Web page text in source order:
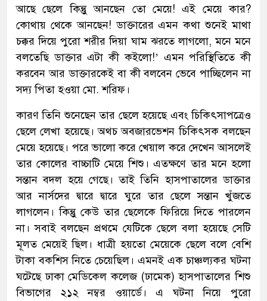
আছে ছেলে কিন্তুু আনছেন তো মেয়ে! এই মেয়ে কার?
কোথায় থেকে আনছেন! ডাক্তারের এমন কথা শুনেই মাথা
চক্কর দিয়ে পুরো শরীর দিয়া ঘাম ঝরতে লাগলো, মনে মনে
বলতেছি ডাক্তার এটা কী কইলো!’ এমন পরিস্থিতিতে কী
করবেন আর ডাক্তারকেই বা কী বলবেন ভেবে পাচ্ছিলেন না
সদ্য পিতা হওয়া মো. শরিফ।
কারণ তিনি শুনেছেন তার ছেলে হয়েছে এবং চিকিৎসাপত্রেও
ছেলে লেখা হয়েছে। অথচ অবজারভেশন চিকিৎসক বলছেন
মেয়ে হয়েছে। পরে ভালো করে খেয়াল করে দেখেন আসলেই
তার কোলের বাচ্চাটি মেয়ে শিশু। এতক্ষণে তার মনে হলো
সন্তান বদল হয়ে গেছে। তাই তিনি হাসপাতালের ডাক্তার
আর নার্সদের দ্বারে দ্বারে ঘুরে তার ছেলে সন্তান খুঁজতে
লাগলেন। কিন্তুু কেউ তার ছেলেকে ফিরিয়ে দিতে পারলেন
না। সবাই বলছেন প্রথমে যেটিকে ছেলে বলা হয়েছে সেটি
মূলত মেয়েই ছিল। ধাত্রী হয়তো মেয়েকে ছেলে বলে বেশি
টাকা বকশিস নিতে চেয়েছিল। এমনই এক চাঞ্চল্যকর ঘটনা
ঘটেছে ঢাকা মেডিকেল কলেজ (ঢামেক) হাসপাতালের শিশু
বিভাগের ২১২ নম্বর ওয়ার্ডে। এ ঘটনা নিয়ে পুরো